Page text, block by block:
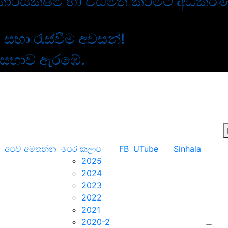
රැස්වීම අවසන්!
ඇරඹේ.
අපව අමතන්න පෙර කලාප
2025
2024
2023
2022
2021
2020-2
FB UTube Sinhala